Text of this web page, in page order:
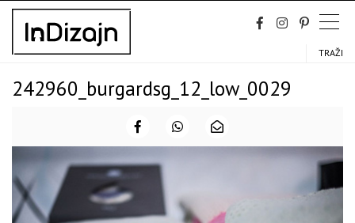
Skip
content
TRAŽI
242960_burgardsg_12_low_0029